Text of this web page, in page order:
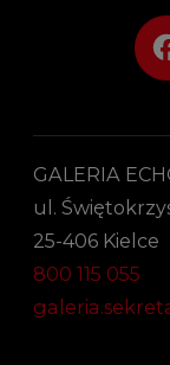
GALERIA
ul.
25-406 Kielce
800 115 055